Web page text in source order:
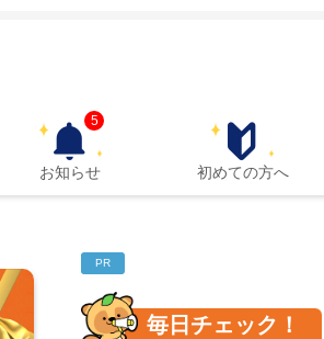
お知らせ
5
初めての方へ
PR
毎日チェック！